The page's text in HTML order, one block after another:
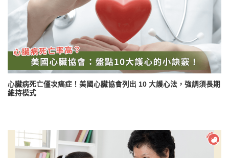
心臟病死亡僅次癌症！美國心臟協會列出 10 大護心法，強調須長期
維持模式